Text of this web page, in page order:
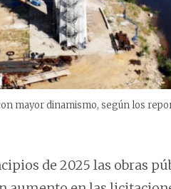
mayor dinamismo, según los
de 2025 las obras